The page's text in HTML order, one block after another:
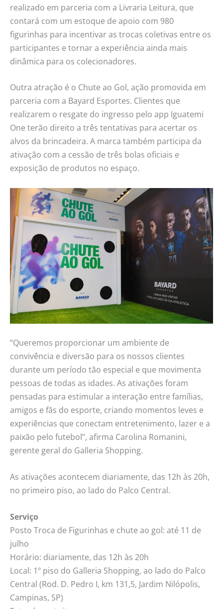
realizado em parceria com a Livraria Leitura, que
contará com um estoque de apoio com 980
figurinhas para incentivar as trocas coletivas entre os
participantes e tornar a experiência ainda mais
dinâmica para os colecionadores.
Outra atração é o Chute ao Gol, ação promovida em
parceria com a Bayard Esportes. Clientes que
realizarem o resgate do ingresso pelo app Iguatemi
One terão direito a três tentativas para acertar os
alvos da brincadeira. A marca também participa da
ativação com a cessão de três bolas oficiais e
exposição de produtos no espaço.
“Queremos proporcionar um ambiente de
convivência e diversão para os nossos clientes
durante um período tão especial e que movimenta
pessoas de todas as idades. As ativações foram
pensadas para estimular a interação entre famílias,
amigos e fãs do esporte, criando momentos leves e
experiências que conectam entretenimento, lazer e a
paixão pelo futebol”, afirma Carolina Romanini,
gerente geral do Galleria Shopping.
As ativações acontecem diariamente, das 12h às 20h,
no primeiro piso, ao lado do Palco Central.
Serviço
Posto Troca de Figurinhas e chute ao gol: até 11 de
julho
Horário: diariamente, das 12h às 20h
Local: 1º piso do Galleria Shopping, ao lado do Palco
Central (Rod. D. Pedro I, km 131,5, Jardim Nilópolis,
Campinas, SP)